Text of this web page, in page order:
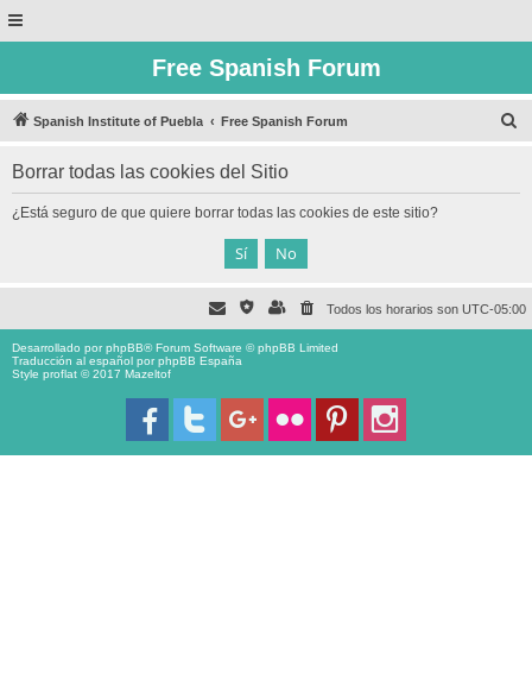
Free Spanish Forum
Spanish Institute of Puebla Free Spanish Forum
Borrar todas las cookies del Sitio
¿Está seguro de que quiere borrar todas las cookies de este sitio?
Todos los horarios son UTC-05:00
Desarrollado porphpBB® Forum Software © phpBB Limited
Traducción al español porphpBB España
Style proflat © 2017 Mazeltof